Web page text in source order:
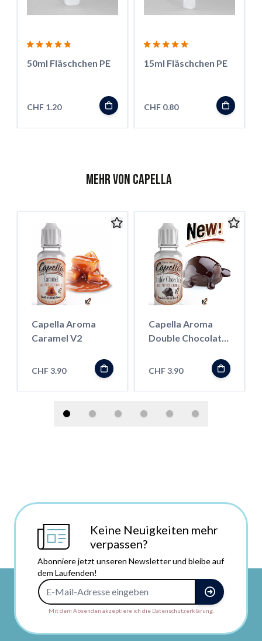
50ml Fläschchen PE
CHF 1.20
15ml Fläschchen PE
CHF 0.80
Mehr von Capella
Capella Aroma
Caramel V2
CHF 3.90
Capella Aroma
Double Chocolate
CHF 3.90
Keine Neuigkeiten mehr
verpassen?
Abonniere jetzt unseren Newsletter und bleibe auf
dem Laufenden!
Mit dem Absenden akzeptiere ich die Datenschutzerklärung.